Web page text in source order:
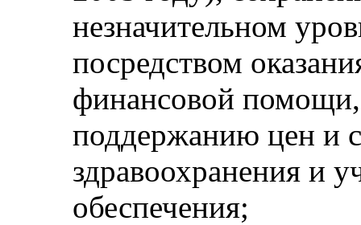
незначительном
посредством
финансовой
поддержанию цен и
здравоохранения и
обеспечения;